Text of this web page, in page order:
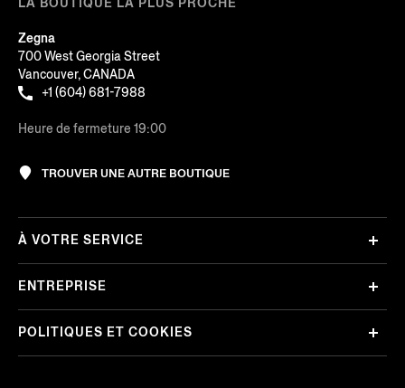
Zegna
700 West Georgia Street
Vancouver, CANADA
+1 (604) 681-7988
Heure de fermeture 19:00
TROUVER UNE AUTRE BOUTIQUE
À VOTRE SERVICE
ENTREPRISE
POLITIQUES ET COOKIES